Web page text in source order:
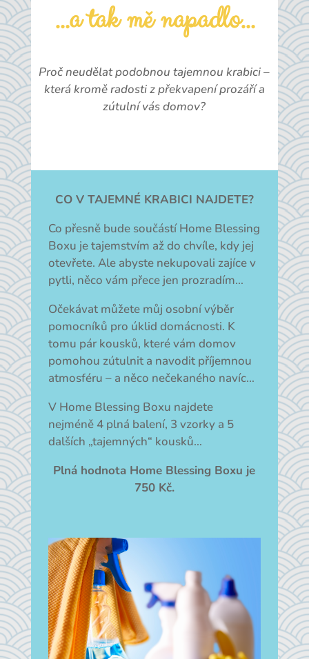
…a tak mě napadlo…
Proč neudělat podobnou tajemnou krabici –
která kromě radosti z překvapení prozáří a
zútulní vás domov?
CO V TAJEMNÉ KRABICI NAJDETE?
Co přesně bude součástí Home Blessing
Boxu je tajemstvím až do chvíle, kdy jej
otevřete. Ale abyste nekupovali zajíce v
pytli, něco vám přece jen prozradím…
Očekávat můžete můj osobní výběr
pomocníků pro úklid domácnosti. K
tomu pár kousků, které vám domov
pomohou zútulnit a navodit příjemnou
atmosféru – a něco nečekaného navíc…
V Home Blessing Boxu najdete
nejméně 4 plná balení, 3 vzorky a 5
dalších „tajemných“ kousků…
Plná hodnota Home Blessing Boxu je
750 Kč.